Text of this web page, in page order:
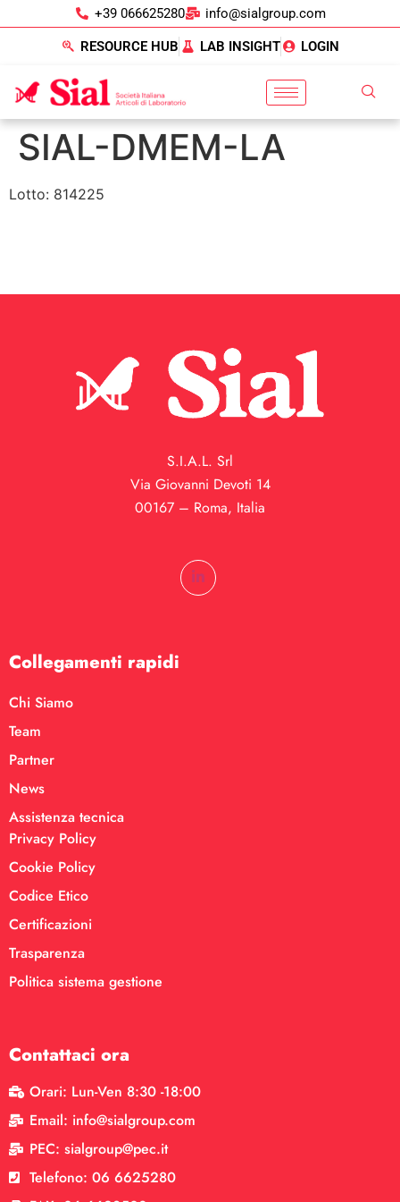
+39 066625280 info@sialgroup.com
RESOURCE HUB LAB INSIGHT LOGIN
SIAL-DMEM-LA
Lotto: 814225
S.I.A.L. Srl
Via Giovanni Devoti 14
00167 – Roma, Italia
Collegamenti rapidi
Chi Siamo
Team
Partner
News
Assistenza tecnica
Privacy Policy
Cookie Policy
Codice Etico
Certificazioni
Trasparenza
Politica sistema gestione
Contattaci ora
Orari: Lun-Ven 8:30 -18:00
Email: info@sialgroup.com
PEC: sialgroup@pec.it
Telefono: 06 6625280